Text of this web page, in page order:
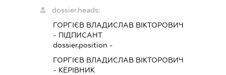
dossier.heads:
ГОРГІЄВ ВЛАДИСЛАВ ВІКТОРОВИЧ
- ПІДПИСАНТ
dossier.position -
ГОРГІЄВ ВЛАДИСЛАВ ВІКТОРОВИЧ
- КЕРІВНИК